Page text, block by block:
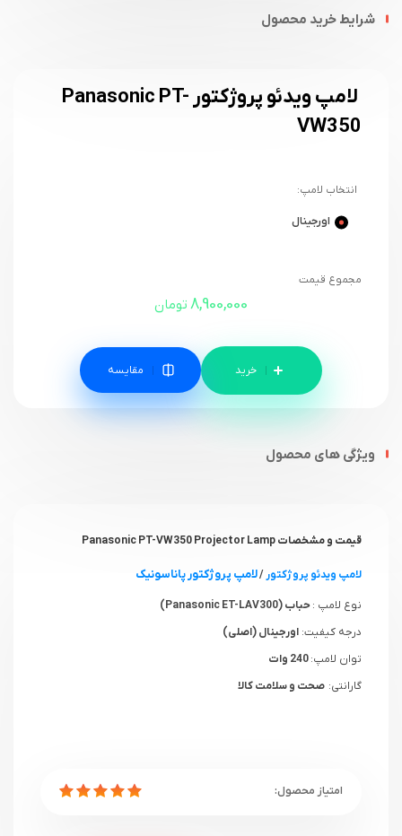
شرایط خرید محصول
لامپ ویدئو پروژکتور Panasonic PT-
VW350
انتخاب لامپ:
اورجینال
مجموع قیمت
8,900,000 تومان
مقایسه
ویژگی های محصول
قیمت و مشخصات Panasonic PT-VW350 Projector Lamp
لامپ ویدئو پروژکتور /لامپ پروژکتور پاناسونیک
نوع لامپ :حباب (Panasonic ET-LAV300)
درجه کیفیت: اورجینال (اصلی)
توان لامپ:
گارانتی: صحت و سلامت کالا